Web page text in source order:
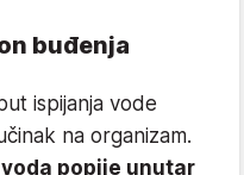
buđenja
ispijanja vode
na organizam.
voda popije unutar